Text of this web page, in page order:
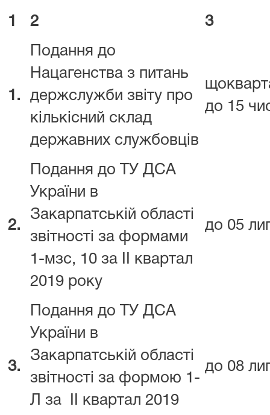
1 2 3
1.
Подання до
Нацагенства з питань
держслужби звіту про
кількісний склад
державних службовців
до 15
2.
Подання до ТУ ДСА
України в
Закарпатській області
звітності за формами
1-мзс, 10 за ІІ квартал
2019 року
до 05
3.
Подання до ТУ ДСА
України в
Закарпатській області
звітності за формою 1-
Л за ІІ квартал 2019
до 08